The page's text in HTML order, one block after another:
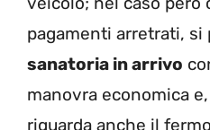
pagamenti arretrati, si
sanatoria in arrivo
manovra economica
riguarda anche il